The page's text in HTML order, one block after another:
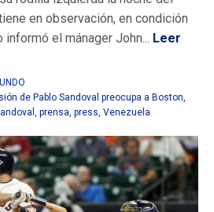
en observación, en condición
informó el mánager John... Leer
de Pablo Sandoval preocupa a Boston,
, prensa, press, Venezuela